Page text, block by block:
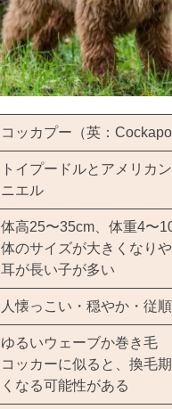
コッカプー（英：
トイプードルとアメリカ
ニエル
体高25〜35cm、体重4〜
体のサイズが大きくなり
耳が長い子が多い
人懐っこい・穏やか・従
ゆるいウェーブか巻き毛
コッカーに似ると、換毛
くなる可能性がある